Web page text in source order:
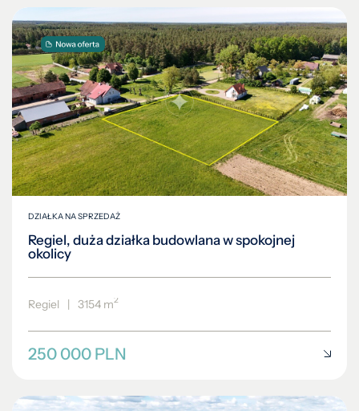
DZIAŁKA NA SPRZEDAŻ
Regiel, duża działka budowlana w spokojnej
okolicy
Regiel | 3154 m2
250 000 PLN